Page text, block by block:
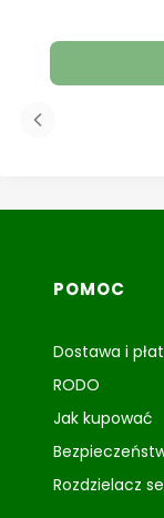
Linki w
POMOC
Dostawa i
RODO
Jak kupować
Rozdzielacz